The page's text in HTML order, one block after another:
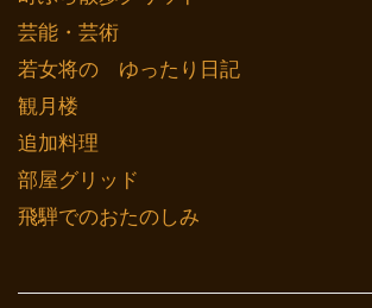
芸能・芸術
若女将の ゆったり日記
観月楼
追加料理
部屋グリッド
飛騨でのおたのしみ